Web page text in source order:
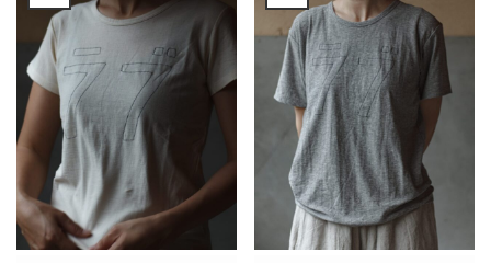
ら
選
き
ま
す
ら
選
択
で
き
ま
す
品
に
数
の
バ
リ
エ
ー
シ
ョ
ン
が
あ
り
ま
品
に
は
複
数
の
バ
リ
エ
ー
シ
ョ
ン
が
あ
り
ま